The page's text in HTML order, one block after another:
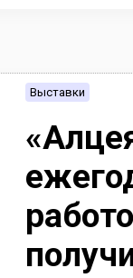
Выставки